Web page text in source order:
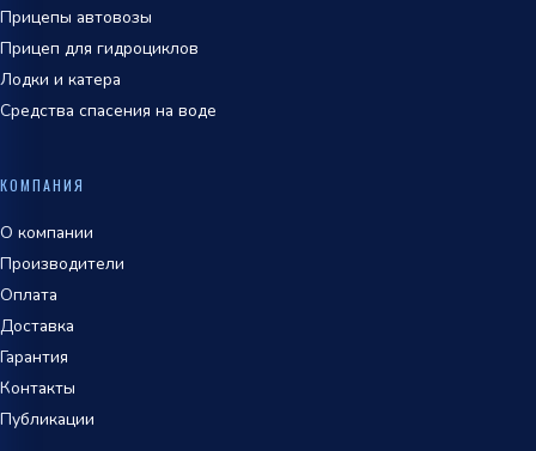
Прицепы автовозы
Прицеп для гидроциклов
Лодки и катера
Средства спасения на воде
КОМПАНИЯ
О компании
Производители
Оплата
Доставка
Гарантия
Контакты
Публикации